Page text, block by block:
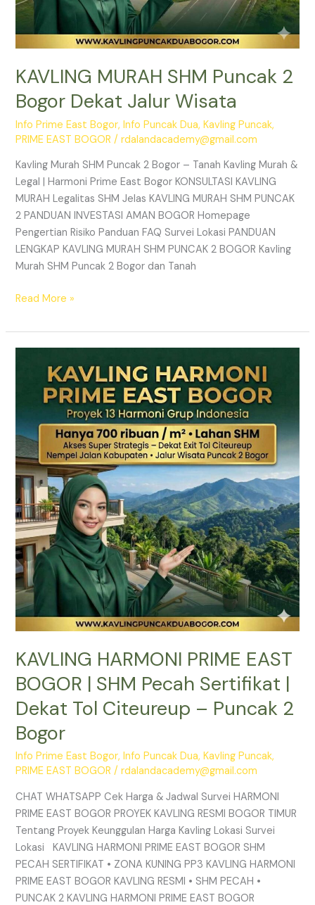
KAVLING MURAH SHM Puncak 2
Bogor Dekat Jalur Wisata
Info Prime East Bogor,Info Puncak Dua,Kavling Puncak,
PRIME EAST BOGOR /rdalandacademy@gmail.com
Kavling Murah SHM Puncak 2 Bogor – Tanah Kavling Murah &
Legal | Harmoni Prime East Bogor KONSULTASI KAVLING
MURAH Legalitas SHM Jelas KAVLING MURAH SHM PUNCAK
2 PANDUAN INVESTASI AMAN BOGOR Homepage
Pengertian Risiko Panduan FAQ Survei Lokasi PANDUAN
LENGKAP KAVLING MURAH SHM PUNCAK 2 BOGOR Kavling
Murah SHM Puncak 2 Bogor dan Tanah
Read More »
KAVLING HARMONI PRIME EAST
BOGOR | SHM Pecah Sertifikat |
Dekat Tol Citeureup – Puncak 2
Bogor
Info Prime East Bogor,Info Puncak Dua,Kavling Puncak,
PRIME EAST BOGOR /rdalandacademy@gmail.com
CHAT WHATSAPP Cek Harga & Jadwal Survei HARMONI
PRIME EAST BOGOR PROYEK KAVLING RESMI BOGOR TIMUR
Tentang Proyek Keunggulan Harga Kavling Lokasi Survei
Lokasi KAVLING HARMONI PRIME EAST BOGOR SHM
PECAH SERTIFIKAT • ZONA KUNING PP3 KAVLING HARMONI
PRIME EAST BOGOR KAVLING RESMI • SHM PECAH •
PUNCAK 2 KAVLING HARMONI PRIME EAST BOGOR
HARMONI
BOGOR
|
SHM
Pecah
Sertifikat
|
Dekat
Tol
Citeureup
–
Puncak
2